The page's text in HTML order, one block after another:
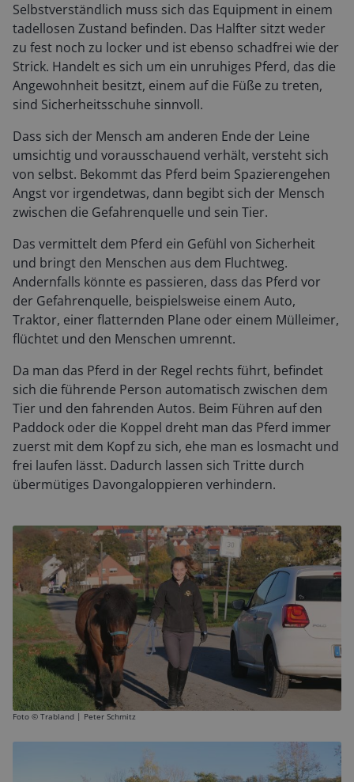
Selbstverständlich muss sich das Equipment in einem
tadellosen Zustand befinden. Das Halfter sitzt weder
zu fest noch zu locker und ist ebenso schadfrei wie der
Strick. Handelt es sich um ein unruhiges Pferd, das die
Angewohnheit besitzt, einem auf die Füße zu treten,
sind Sicherheitsschuhe sinnvoll.
Dass sich der Mensch am anderen Ende der Leine
umsichtig und vorausschauend verhält, versteht sich
von selbst. Bekommt das Pferd beim Spazierengehen
Angst vor irgendetwas, dann begibt sich der Mensch
zwischen die Gefahrenquelle und sein Tier.
Das vermittelt dem Pferd ein Gefühl von Sicherheit
und bringt den Menschen aus dem Fluchtweg.
Andernfalls könnte es passieren, dass das Pferd vor
der Gefahrenquelle, beispielsweise einem Auto,
Traktor, einer flatternden Plane oder einem Mülleimer,
flüchtet und den Menschen umrennt.
Da man das Pferd in der Regel rechts führt, befindet
sich die führende Person automatisch zwischen dem
Tier und den fahrenden Autos. Beim Führen auf den
Paddock oder die Koppel dreht man das Pferd immer
zuerst mit dem Kopf zu sich, ehe man es losmacht und
frei laufen lässt. Dadurch lassen sich Tritte durch
übermütiges Davongaloppieren verhindern.
Foto © Trabland | Peter Schmitz